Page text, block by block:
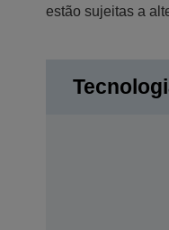
estão sujeitas a